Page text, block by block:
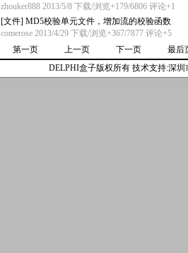
zhouker888 2013/5/8 下载/浏览+179/6806 评论+1
[文件] MD5校验单元文件，增加流的校验函数
comerose 2013/4/29 下载/浏览+367/7877 评论+5
第一页
上一页 下一页
最后
DELPHI盒子版权所有 技术支持:深